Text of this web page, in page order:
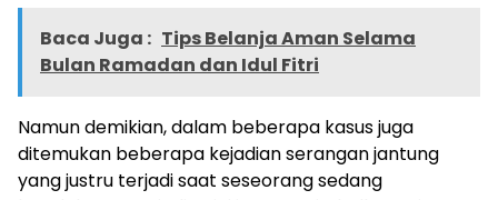
Baca Juga : Tips Belanja Aman Selama
Bulan Ramadan dan Idul Fitri
Namun demikian, dalam beberapa kasus juga
ditemukan beberapa kejadian serangan jantung
yang justru terjadi saat seseorang sedang